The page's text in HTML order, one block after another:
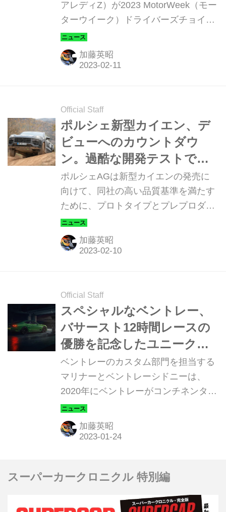
スポーツクーペ」を受賞
アレディZ）が2023 MotorWeek（モー
ターウイーク）ドライバーズチョイス
アワードで「ベストスポーツクーペ」
に選出されたことを発表した。この賞
は過去42年間にわたって実施されてお
受賞モデルを選出している。
加藤英昭
Official Staff
ポルシェ新型カイエン、デ
ビューへのカウントダウ
ン。過酷な開発テストで磨
かれている「新しさ」とは
ポルシェAGは新型カイエンの発売に
向けて、同社の高い品質基準を満たす
ために、プロトタイプとプレプロダク
ション車両による厳しい耐久テストを
行っている。そんな新型カイエンのワ
ールドプレミアは2023年春を予定して
加藤英昭
Official Staff
スペシャルなベントレー、
バサースト12時間レースの
優勝を記念したユニークな
コンチネンタルGT Sモデル
を発表
ベントレーのカスタム部門を担当する
マリナーとベントレーシドニーは、
2020年にベントレーがコンチネンタル
GT3レーサーで優勝した過酷なバサー
スト12時間にインスピレーションを受
けた2台の特別なベントレーを製作し
加藤英昭
スーパーカークロニクル 特別編